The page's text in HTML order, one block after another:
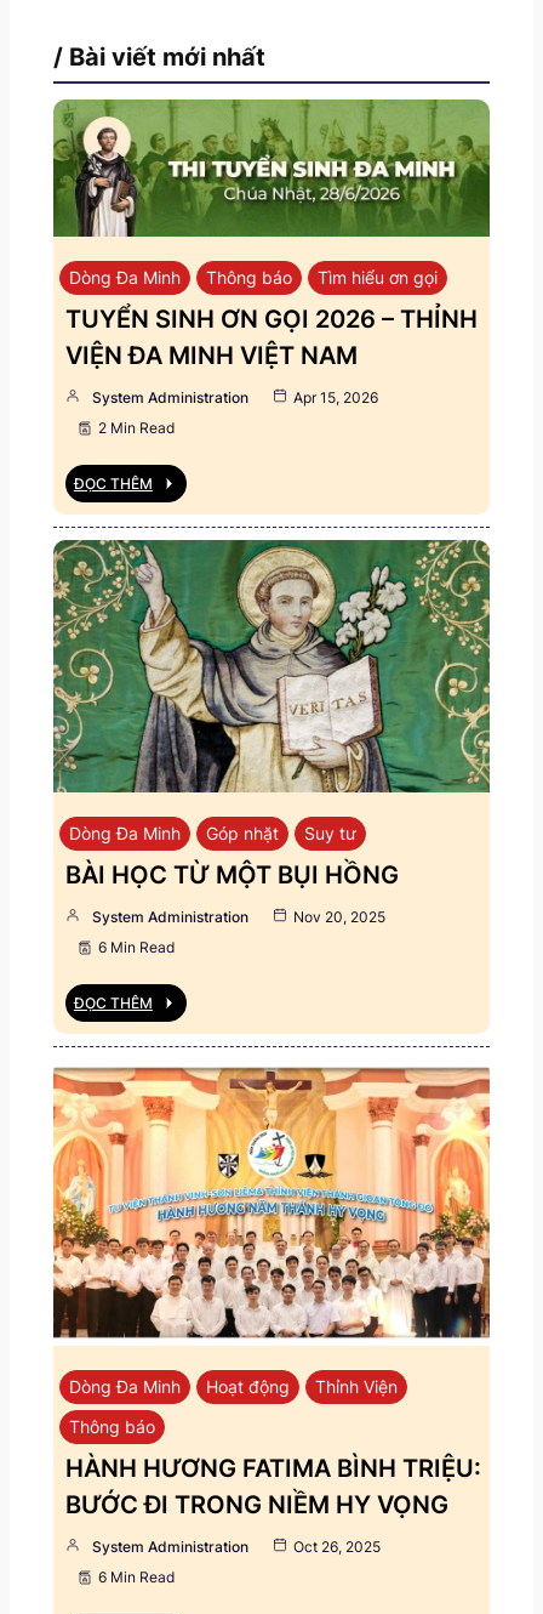
/ Bài viết mới nhất
Dòng Đa Minh Thông báo Tìm hiểu ơn gọi
TUYỂN SINH ƠN GỌI 2026 – THỈNH
VIỆN ĐA MINH VIỆT NAM
System Administration
Apr 15, 2026
2 Min Read
ĐỌC THÊM
Dòng Đa Minh Góp nhặt Suy tư
BÀI HỌC TỪ MỘT BỤI HỒNG
System Administration
Nov 20, 2025
6 Min Read
ĐỌC THÊM
Dòng Đa Minh Hoạt động
Thỉnh Viện
Thông báo
HÀNH HƯƠNG FATIMA BÌNH TRIỆU:
BƯỚC ĐI TRONG NIỀM HY VỌNG
System Administration
Oct 26, 2025
6 Min Read